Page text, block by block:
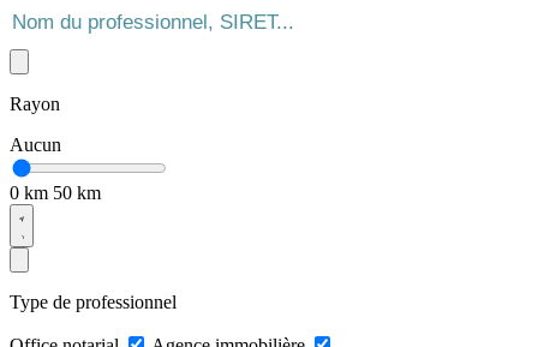
Rayon
Aucun
0 km 50 km
Type de professionnel